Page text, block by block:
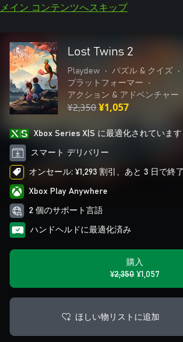
メイン コンテンツへスキップ
Lost Twins 2
Playdew • パズル & クイズ
•
プラットフォーマー
•
アクション & アドベンチャー
¥2,350¥1,057
Xbox Series X|S に最適化されています
スマート デリバリー
オンセール: ¥1,293 割引、あと 3 日で終了
Xbox Play Anywhere
2 個のサポート言語
ハンドヘルドに最適化済み
購入
¥2,350 ¥1,057
ほしい物リストに追加